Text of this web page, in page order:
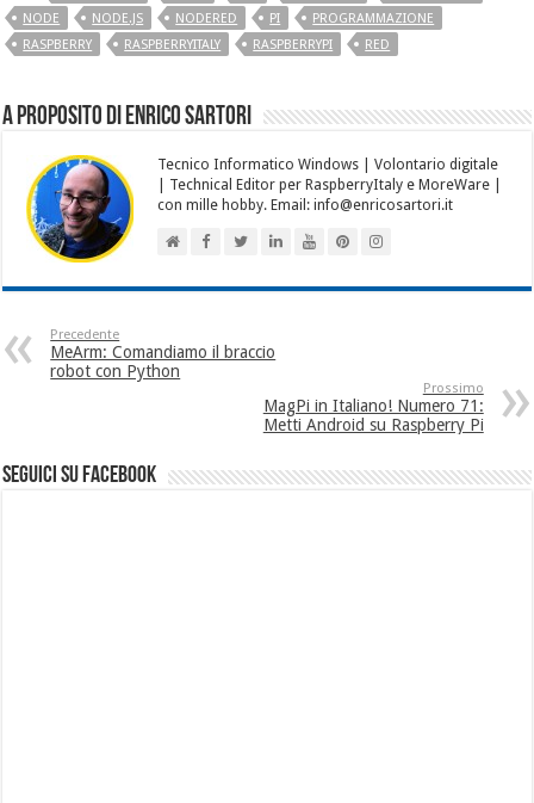
NODE NODE.JS NODERED PI
PROGRAMMAZIONE
RASPBERRY
RASPBERRYITALY RASPBERRYPI RED
A proposito di Enrico Sartori
Tecnico Informatico Windows | Volontario digitale
| Technical Editor per RaspberryItaly e MoreWare |
con mille hobby. Email: info@enricosartori.it
Precedente
MeArm: Comandiamo il braccio
robot con Python
Prossimo
MagPi in Italiano! Numero 71:
Metti Android su Raspberry Pi
seguici su facebook